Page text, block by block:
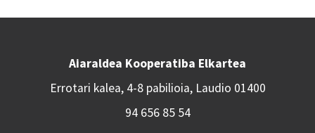
Aiaraldea Kooperatiba Elkartea
Errotari kalea, 4-8 pabilioia, Laudio 01400
94 656 85 54